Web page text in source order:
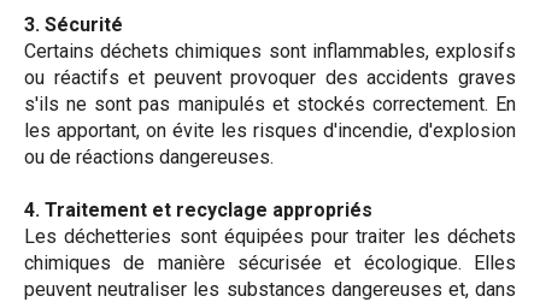
3. Sécurité
Certains déchets chimiques sont inflammables, explosifs
ou réactifs et peuvent provoquer des accidents graves
s'ils ne sont pas manipulés et stockés correctement. En
les apportant, on évite les risques d'incendie, d'explosion
ou de réactions dangereuses.
4. Traitement et recyclage appropriés
Les déchetteries sont équipées pour traiter les déchets
chimiques de manière sécurisée et écologique. Elles
peuvent neutraliser les substances dangereuses et, dans